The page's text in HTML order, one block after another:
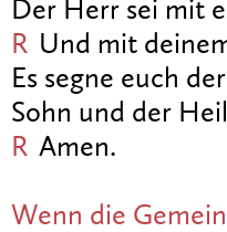
Der Herr sei mit
R Und mit
Es segne euch
Sohn und der
R Amen.
Wenn die